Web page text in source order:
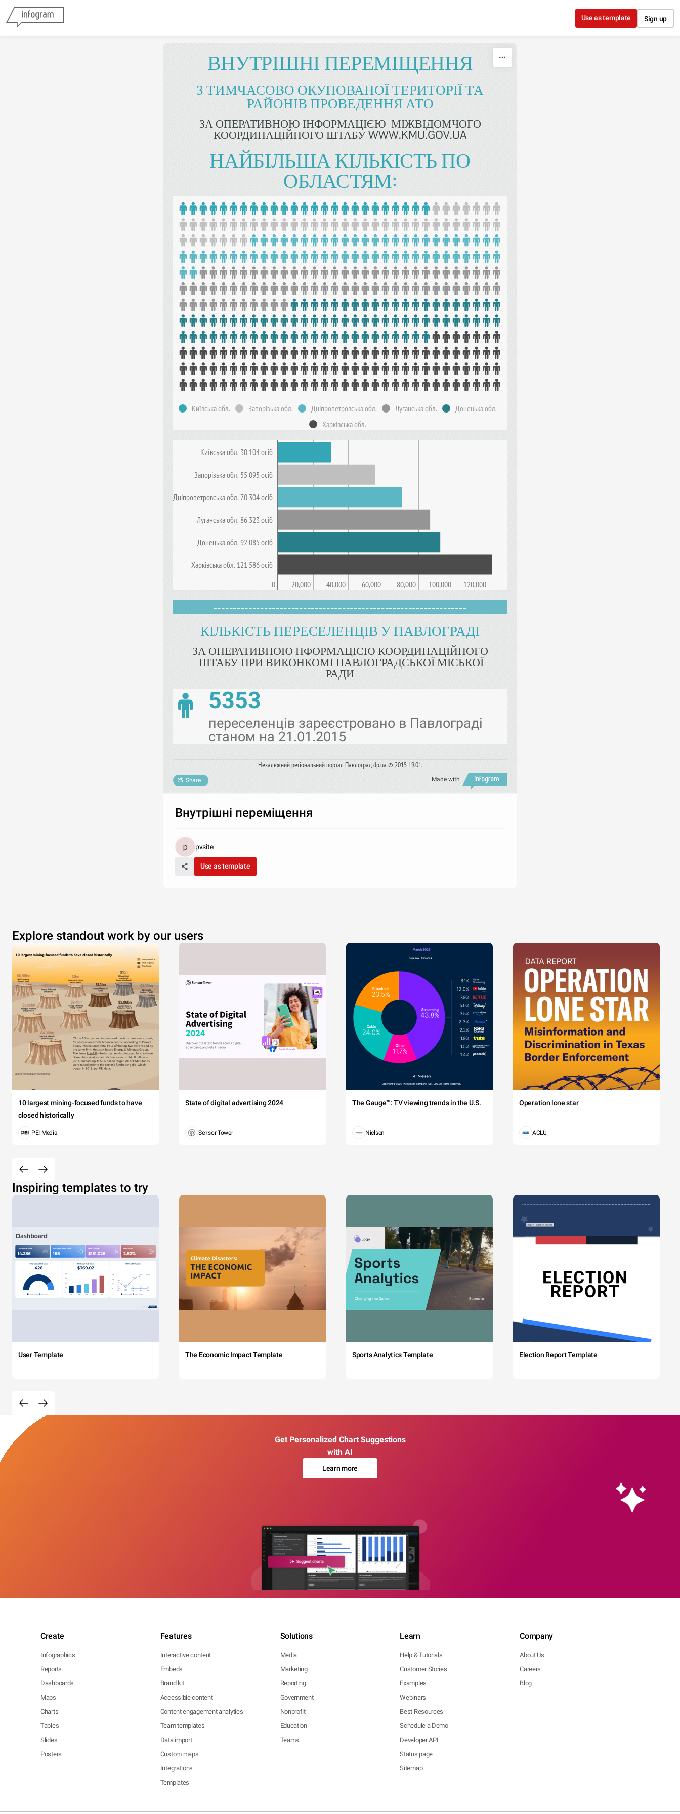
Use as template Sign up
ВНУТРІШНІ ПЕРЕМІЩЕННЯ
З ТИМЧАСОВО ОКУПОВАНОЇ ТЕРИТОРІЇ ТА
РАЙОНІВ ПРОВЕДЕННЯ АТО
ЗА ОПЕРАТИВНОЮ ІНФОРМАЦІЄЮ МІЖВІДОМЧОГО
КООРДИНАЦІЙНОГО ШТАБУ WWW.KMU.GOV.UA
НАЙБІЛЬША КІЛЬКІСТЬ ПО
ОБЛАСТЯМ:
Київська обл. Запорізька обл. Дніпропетровська обл. Луганська обл.
Донецька обл.
Харківська обл.
Київська обл. 30 104 осіб
Запорізька обл. 55 095 осіб
Дніпропетровська обл. 70 304 осіб
Луганська обл. 86 323 осіб
Донецька обл. 92 085 осіб
Харківська обл. 121 586 осіб
0 20,000 40,000 60,000 80,000 100,000 120,000
-----------------------------------------------------------------
КІЛЬКІСТЬ ПЕРЕСЕЛЕНЦІВ У ПАВЛОГРАДІ
ЗА ОПЕРАТИВНОЮ НФОРМАЦІЄЮ КООРДИНАЦІЙНОГО
ШТАБУ ПРИ ВИКОНКОМІ ПАВЛОГРАДСЬКОЇ МІСЬКОЇ
РАДИ
5353
переселенців зареєстровано в Павлограді
станом на 21.01.2015
Незалежний регіональний портал Павлоград dp.ua © 2015 19.01.
Made with
Share
Внутрішні переміщення
pvsite
Use as template
Explore standout work by our users
10 largest mining-focused funds to have
closed historically
PEI Media
State of digital advertising 2024
Sensor Tower
The Gauge™: TV viewing trends in the U.S.
Nielsen
Operation lone star
ACLU
Inspiring templates to try
User Template The Economic Impact Template Sports Analytics Template Election Report Template
Get Personalized Chart Suggestions
with AI
Learn more
Create
Infographics
Reports
Dashboards
Maps
Charts
Tables
Slides
Posters
Features
Interactive content
Embeds
Brand kit
Accessible content
Content engagement analytics
Team templates
Data import
Custom maps
Integrations
Templates
Solutions
Media
Marketing
Reporting
Government
Nonprofit
Education
Teams
Learn
Help & Tutorials
Customer Stories
Examples
Webinars
Best Resources
Schedule a Demo
Developer API
Status page
Sitemap
Company
About Us
Careers
Blog